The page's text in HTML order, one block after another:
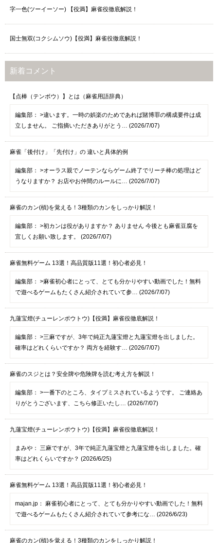
字一色(ツーイーソー) 【役満】麻雀役徹底解説！
国士無双(コクシムソウ)【役満】麻雀役徹底解説！
新着コメント
【点棒（テンボウ）】とは（麻雀用語辞典）
編集部： >違います。一時の娯楽のためであれば賭博罪の構成要件は成
立しません。 ご指摘いただきありがとう… (2026/7/07)
麻雀「後付け」「先付け」の 違いと具体的例
編集部： >オーラス親でノーテンならゲーム終了でリーチ棒の処理はど
うなりますか？ お店やお仲間のルールに… (2026/7/07)
麻雀のカン(槓)を覚える！3種類のカンをしっかり解説！
編集部： >初カンは役がありますか？ ありません 今後とも麻雀豆腐を
宜しくお願い致します。 (2026/7/07)
麻雀無料ゲーム 13選！高品質版11選！初心者必見！
編集部： >麻雀初心者にとって、とても分かりやすい動画でした！無料
で遊べるゲームもたくさん紹介されていて参… (2026/7/07)
九蓮宝燈(チューレンポウトウ)【役満】麻雀役徹底解説！
編集部： >三麻ですが、3年で純正九蓮宝燈と九蓮宝燈を出しました。
確率はどれくらいですか？ 両方を経験す… (2026/7/07)
麻雀のスジとは？安全牌や危険牌を読む考え方を解説！
編集部： >一番下のところ、タイプミスされているようです。 ご連絡あ
りがとうございます、こちら修正いたし… (2026/7/07)
九蓮宝燈(チューレンポウトウ)【役満】麻雀役徹底解説！
まみや： 三麻ですが、3年で純正九蓮宝燈と九蓮宝燈を出しました。確
率はどれくらいですか？ (2026/6/25)
麻雀無料ゲーム 13選！高品質版11選！初心者必見！
majan.jp： 麻雀初心者にとって、とても分かりやすい動画でした！無料
で遊べるゲームもたくさん紹介されていて参考にな… (2026/6/23)
麻雀のカン(槓)を覚える！3種類のカンをしっかり解説！